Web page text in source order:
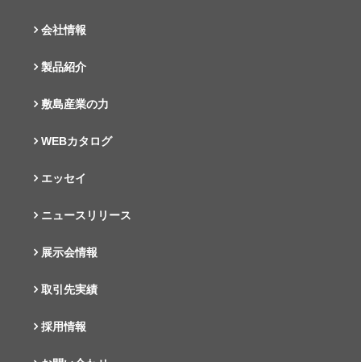
会社情報
製品紹介
敷島産業の力
WEBカタログ
エッセイ
ニュースリリース
展示会情報
取引先実績
採用情報